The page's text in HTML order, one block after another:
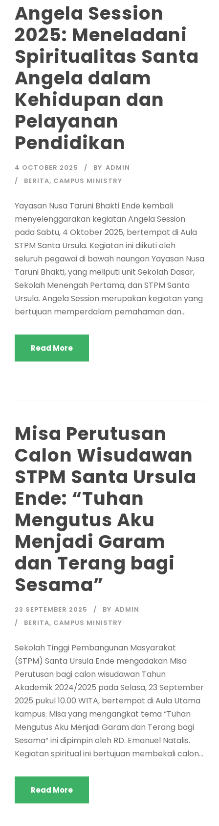
Angela Session
2025: Meneladani
Spiritualitas Santa
Angela dalam
Kehidupan dan
Pelayanan
Pendidikan
4 OCTOBER 2025 BY ADMIN
BERITA, CAMPUS MINISTRY
Yayasan Nusa Taruni Bhakti Ende kembali
menyelenggarakan kegiatan Angela Session
pada Sabtu, 4 Oktober 2025, bertempat di Aula
STPM Santa Ursula. Kegiatan ini diikuti oleh
seluruh pegawai di bawah naungan Yayasan Nusa
Taruni Bhakti, yang meliputi unit Sekolah Dasar,
Sekolah Menengah Pertama, dan STPM Santa
Ursula. Angela Session merupakan kegiatan yang
bertujuan memperdalam pemahaman dan...
Read More
Misa Perutusan
Calon Wisudawan
STPM Santa Ursula
Ende: “Tuhan
Mengutus Aku
Menjadi Garam
dan Terang bagi
Sesama”
23 SEPTEMBER 2025 BY ADMIN
BERITA, CAMPUS MINISTRY
Sekolah Tinggi Pembangunan Masyarakat
(STPM) Santa Ursula Ende mengadakan Misa
Perutusan bagi calon wisudawan Tahun
Akademik 2024/2025 pada Selasa, 23 September
2025 pukul 10.00 WITA, bertempat di Aula Utama
kampus. Misa yang mengangkat tema “Tuhan
Mengutus Aku Menjadi Garam dan Terang bagi
Sesama” ini dipimpin oleh RD. Emanuel Natalis.
Kegiatan spiritual ini bertujuan membekali calon...
Read More